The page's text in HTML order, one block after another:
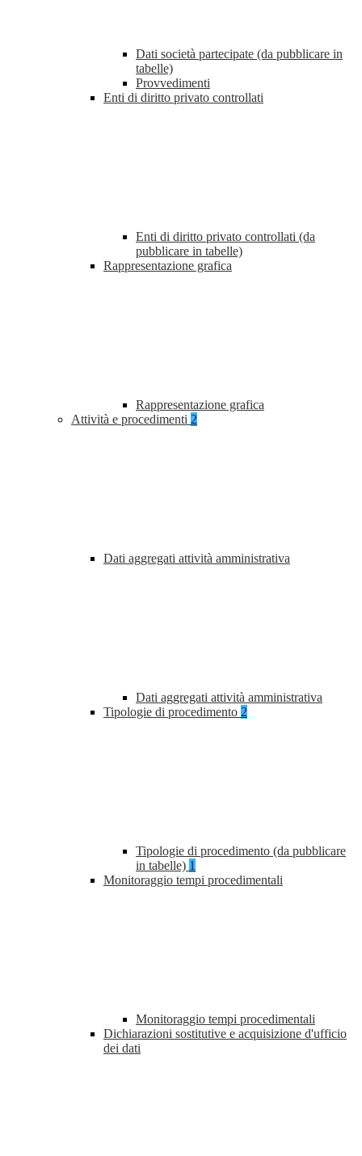
Dati società partecipate (da pubblicare in
tabelle)
Provvedimenti
Enti di diritto privato controllati
Enti di diritto privato controllati (da
pubblicare in tabelle)
Rappresentazione grafica
Rappresentazione grafica
Attività e procedimenti 2
Dati aggregati attività amministrativa
Dati aggregati attività amministrativa
Tipologie di procedimento 2
Tipologie di procedimento (da pubblicare
in tabelle) 1
Monitoraggio tempi procedimentali
Monitoraggio tempi procedimentali
Dichiarazioni sostitutive e acquisizione d'ufficio
dei dati